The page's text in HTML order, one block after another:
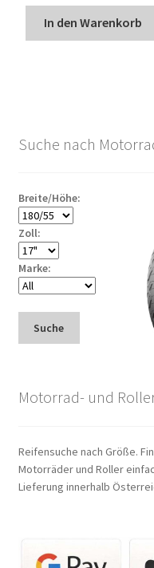
In den Warenkorb
Suche nach
Breite/Höhe:
Zoll:
Marke:
Suche
Motorrad- und
Reifensuche nach Größe.
Motorräder und Roller
Lieferung innerhalb